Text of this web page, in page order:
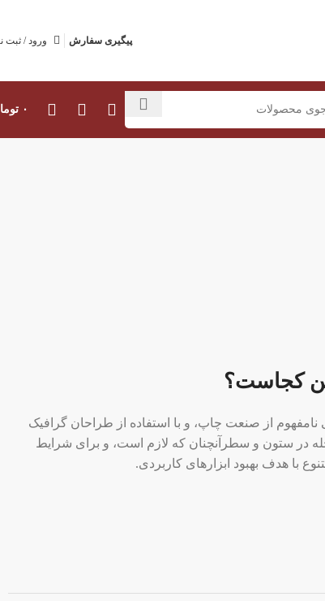
پیگیری سفارش ورود / ثبت
۰
کجاست؟
نامفهوم از صنعت چاپ، و با استفاده از طراحان گرافیک
در ستون و سطرآنچنان که لازم است، و برای شرایط
با هدف بهبود ابزارهای کاربردی.